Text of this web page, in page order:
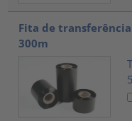
Fita de
300m